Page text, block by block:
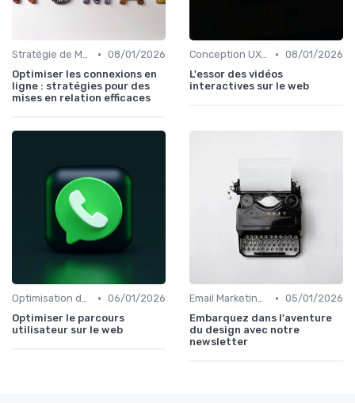
Stratégie de Marketing Digital • 08/01/2026
Optimiser les connexions en
ligne : stratégies pour des
mises en relation efficaces
Conception UX/UI • 08/01/2026
L'essor des vidéos
interactives sur le web
Optimisation du Parcours Client • 06/01/2026
Optimiser le parcours
utilisateur sur le web
Email Marketing et Automation • 05/01/2026
Embarquez dans l'aventure
du design avec notre
newsletter